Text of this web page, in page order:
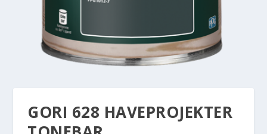
GORI 628 HAVEPROJEKTER